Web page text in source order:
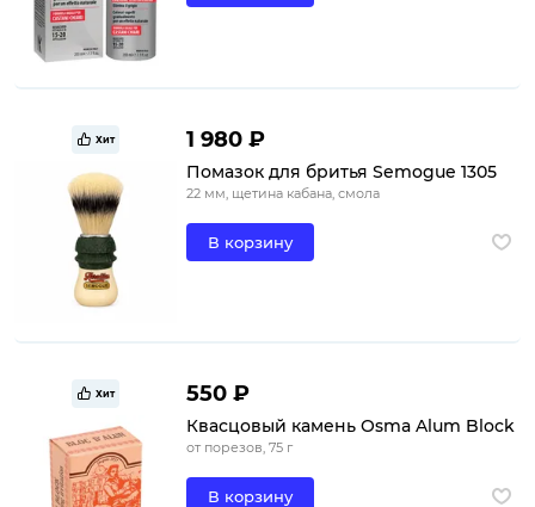
Хит 1 980 ₽
Помазок для бритья Semogue 1305
22 мм, щетина кабана, смола
В корзину
Хит 550 ₽
Квасцовый камень Osma Alum Block
от порезов, 75 г
В корзину